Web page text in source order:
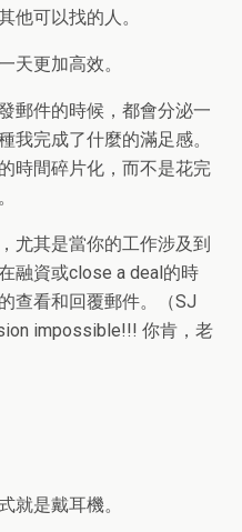
他可以找的人。
天更加高效。
郵件的時候，都會分泌一
我完成了什麼的滿足感。
時間碎片化，而不是花完
尤其是當你的工作涉及到
融資或close a deal的時
查看和回覆郵件。（SJ
impossible!!! 你肯，老
就是戴耳機。